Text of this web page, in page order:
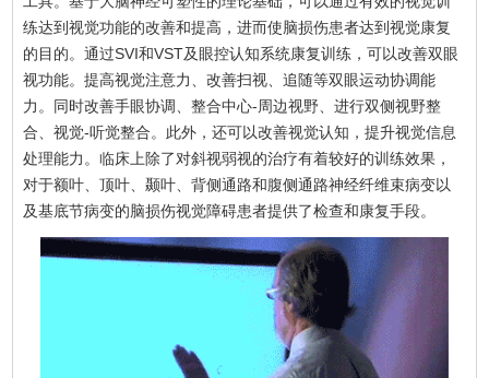
练达到视觉功能的改善和提高，进而使脑损伤患者达到视觉康复
的目的。通过SVI和VST及眼控认知系统康复训练，可以改善双眼
视功能。提高视觉注意力、改善扫视、追随等双眼运动协调能
力。同时改善手眼协调、整合中心-周边视野、进行双侧视野整
合、视觉-听觉整合。此外，还可以改善视觉认知，提升视觉信息
处理能力。临床上除了对斜视弱视的治疗有着较好的训练效果，
对于额叶、顶叶、颞叶、背侧通路和腹侧通路神经纤维束病变以
及基底节病变的脑损伤视觉障碍患者提供了检查和康复手段。